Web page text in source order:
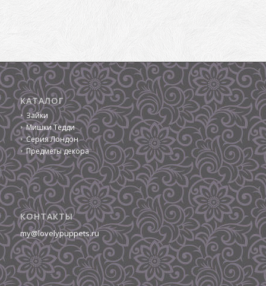
КАТАЛОГ
Зайки
Мишки Тедди
Серия Лондон
Предметы декора
КОНТАКТЫ
my@lovelypuppets.ru